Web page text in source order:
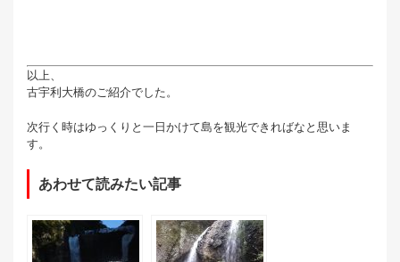
以上、
古宇利大橋のご紹介でした。
次行く時はゆっくりと一日かけて島を観光できればなと思いま
す。
あわせて読みたい記事